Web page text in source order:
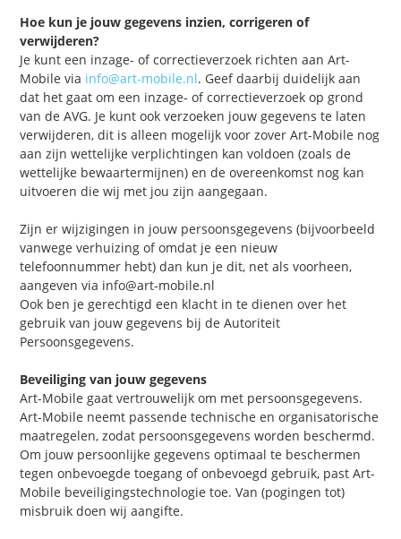
Hoe kun je jouw gegevens inzien, corrigeren of
verwijderen?
Je kunt een inzage- of correctieverzoek richten aan Art-
Mobile via info@art-mobile.nl. Geef daarbij duidelijk aan
dat het gaat om een inzage- of correctieverzoek op grond
van de AVG. Je kunt ook verzoeken jouw gegevens te laten
verwijderen, dit is alleen mogelijk voor zover Art-Mobile nog
aan zijn wettelijke verplichtingen kan voldoen (zoals de
wettelijke bewaartermijnen) en de overeenkomst nog kan
uitvoeren die wij met jou zijn aangegaan.
Zijn er wijzigingen in jouw persoonsgegevens (bijvoorbeeld
vanwege verhuizing of omdat je een nieuw
telefoonnummer hebt) dan kun je dit, net als voorheen,
aangeven via info@art-mobile.nl
Ook ben je gerechtigd een klacht in te dienen over het
gebruik van jouw gegevens bij de Autoriteit
Persoonsgegevens.
Beveiliging van jouw gegevens
Art-Mobile gaat vertrouwelijk om met persoonsgegevens.
Art-Mobile neemt passende technische en organisatorische
maatregelen, zodat persoonsgegevens worden beschermd.
Om jouw persoonlijke gegevens optimaal te beschermen
tegen onbevoegde toegang of onbevoegd gebruik, past Art-
Mobile beveiligingstechnologie toe. Van (pogingen tot)
misbruik doen wij aangifte.